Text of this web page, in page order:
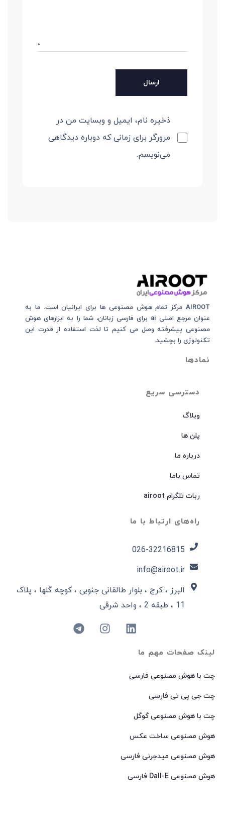
ذخیره نام، ایمیل و وبسایت من در
مرورگر برای زمانی که دوباره دیدگاهی
می‌نویسم.
لینک صفحات مهم ما
چت با هوش مصنوعی فارسی
چت جی پی تی فارسی
چت با هوش مصنوعی گوگل
هوش مصنوعی ساخت عکس
هوش مصنوعی میدجرنی فارسی
هوش مصنوعی Dall-E فارسی
دسترسی سریع
وبلاگ
پلن ها
درباره ما
تماس باما
ربات تلگرام airoot
راه‌های ارتباط با ما
026-32216815​
info@airoot.ir
البرز ، کرج ، بلوار طالقانی جنوبی ، کوچه گلها ، پلاک
11 ، طبقه 2 ، واحد شرقی
AIROOT مرکز تمام هوش مصنوعی‌‌‌ ها برای ایرانیان است. ما به
عنوان مرجع اصلی ai برای فارسی زبانان، شما را به ابزارهای هوش
مصنوعی پیشرفته وصل می کنیم تا لذت استفاده از قدرت این
تکنولوژی را بچشید.
نمادها